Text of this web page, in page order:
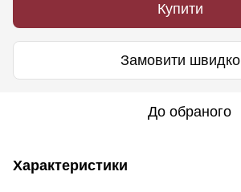
Купити
Замовити швидко
До обраного
Характеристики